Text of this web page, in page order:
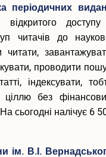
періодичних
відкритого
читачів до
проводити
індексувати,
ціллю без
сьогодні налічує 6
ім. В.І.